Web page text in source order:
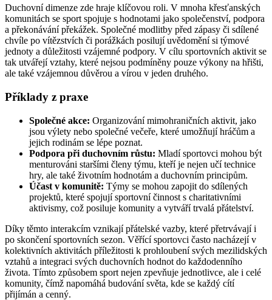
Duchovní dimenze zde hraje klíčovou roli. V mnoha křesťanských
komunitách se sport spojuje s hodnotami jako společenství, podpora
a překonávání překážek. Společné modlitby před zápasy či sdílené
chvíle po vítězstvích či porážkách posilují uvědomění si týmové
jednoty a důležitosti vzájemné podpory. V cílu sportovních aktivit se
tak utvářejí vztahy, které nejsou podmíněny pouze výkony na hřišti,
ale také vzájemnou důvěrou a vírou v jeden druhého.
Příklady z praxe
Společné akce: Organizování mimohraničních aktivit, jako
jsou výlety nebo společné večeře, které umožňují hráčům a
jejich rodinám se lépe poznat.
Podpora při duchovním růstu: Mladí sportovci mohou být
menturováni staršími členy týmu, kteří je nejen učí technice
hry, ale také životním hodnotám a duchovním principům.
Účast v komunitě: Týmy se mohou zapojit do sdílených
projektů, které spojují sportovní činnost s charitativními
aktivismy, což posiluje komunity a vytváří trvalá přátelství.
Díky těmto interakcím vznikají přátelské vazby, které přetrvávají i
po skončení sportovních sezon. Věřící sportovci často nacházejí v
kolektivních aktivitách příležitosti k prohloubení svých mezilidských
vztahů a integraci svých duchovních hodnot do každodenního
života. Tímto způsobem sport nejen zpevňuje jednotlivce, ale i celé
komunity, čímž napomáhá budování světa, kde se každý cítí
přijímán a cenný.